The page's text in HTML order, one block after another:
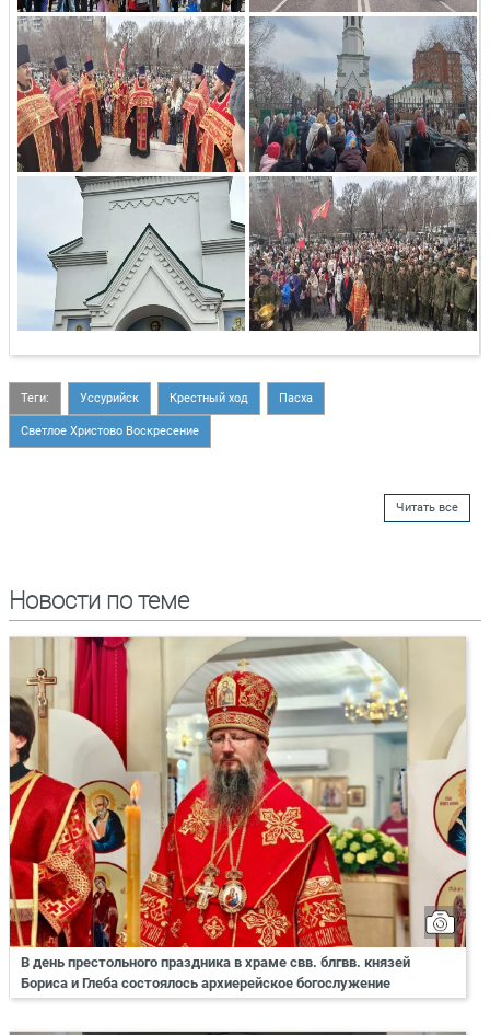
Теги: Уссурийск Крестный ход Пасха
Светлое Христово Воскресение
Читать все
Новости по теме
В день престольного праздника в храме свв. блгвв. князей
Бориса и Глеба состоялось архиерейское богослужение